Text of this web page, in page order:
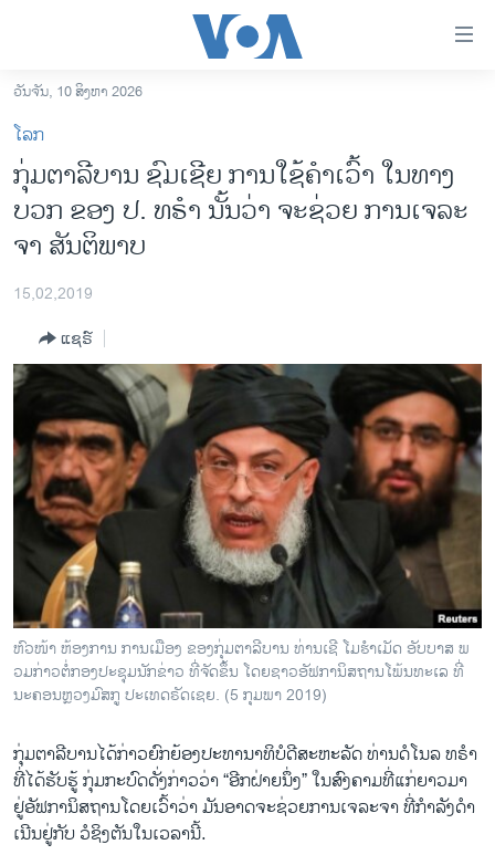
ເຂົ້າ
ຫາ
ຂ້າມ
ຂ້າມ
ຂ້າມ
ໄປ
ຊອກ
ລາວ
ອາເມຣິກາ
ການເລືອກຕັ້ງ ປະທານາທີບໍດີ ສະຫະລັດ 2024
ອິດສະຫຼະພາບດ້ານການຂ່າວ
ຊີວິດຊາວລາວ
ຊຸມຊົນຊາວລາວ
ວິທະຍາສາດ-ເທັກໂນໂລຈີ
ທຸລະກິດ
ພາສາອັງກິດ
ວີດີໂອ
ສຽງ
ລາຍງານ
ພາສາຕ່າງໆ
ວັນຈັນ, 10 ສິງຫາ 2026
ໂລກ
ກຸ່ມ​ຕາ​ລີ​ບານ ຊົມ​ເຊີຍ ການ​ໃຊ້​ຄຳ​ເວົ້າ ໃນ​ທາງ
ບວກ ຂອງ ປ. ທ​ຣຳ ​ນັ້ນ​ວ່າ ຈະ​ຊ່ວຍ ການ​ເຈ​ລະ​
ຈາ ສັນ​ຕິ​ພາບ
15,02,2019
ແຊຣ໌
ຫົວ​ໜ້າ ຫ້ອງ​ການ​ ການ​ເມືອງ ຂອງ​ກຸ່ມ​ຕາ​ລີ​ບານ ທ່ານ​ເຊີ ໂມ​ຮຳ​ເມັດ ອັບ​ບາ​ສ ພ​
ວມ​ກ່າວ​ຕໍ່​ກອງ​ປະ​ຊຸມ​ນັກ​ຂ່າວ ທີ່​ຈັດ​ຂຶ້ນ ໂດຍ​ຊາວ​ອັ​ຟ​ການ​ິ​ສ​ຖານ​ໂພ້ນ​ທະ​ເລ ທີ່​
ນະ​ຄອນ​ຫຼວງ​ມົ​ສ​ກູ ປະ​ເທດ​ຣັດ​ເຊຍ. (5 ກຸມ​ພາ 2019)
ກຸ່ມ​ຕາ​ລີ​ບາ​ນ​ໄດ້​ກ່າວ​ຍົກ​ຍ້ອງ​ປະ​ທາ​ນາ​ທິ​ບໍ​ດີ​ສະ​ຫະ​ລັດ ທ່ານ​ດໍ​ໂນ​ລ ທ​ຣຳ
ທີ່​ໄດ້​ຮັບ​ຮູ້ ​ກຸ່ມ​ກະ​ບົດ​ດັ່ງ​ກ່າວ​ວ່າ “ອີກ​ຝ່າຍ​ນຶ່ງ” ໃນ​ສົງ​ຄາມ​ທີ່​ແກ່​ຍາວ​ມາ ​
ຢູ່​ອັ​ຟ​ກາ​ນິ​ສ​ຖານໂດຍ​ເວົ້າ​ວ່າ ມັນ​ອາດ​ຈະ​ຊ່ວຍ​ການ​ເຈ​ລະ​ຈາ ​ທີ່​ກຳ​ລັງ​ດຳ​
ເນີນ​ຢູ່​ກັບ ​ວໍ​ຊິງ​ຕັນ​ໃນ​ເວ​ລານີ້.